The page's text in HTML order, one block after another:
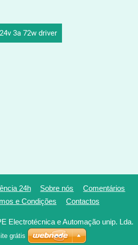
3a 72w driver
24h Sobre nós
Comentários
e Condições Contactos
Electrotécnica e Automação unip. Lda.
grátis